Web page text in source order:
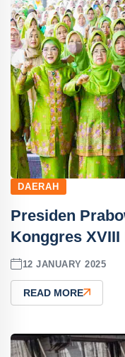
DAERAH
Presiden
Konggres
12 JANUARY 2025
READ MORE